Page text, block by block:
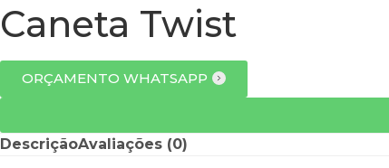
Caneta Twist
ORÇAMENTO WHATSAPP
DescriçãoAvaliações (0)